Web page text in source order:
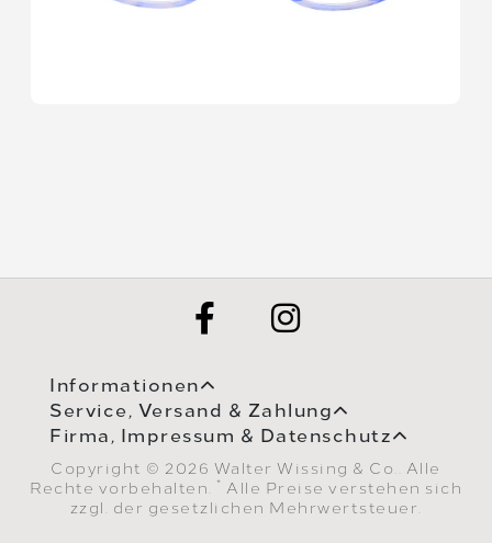
Informationen
Service, Versand & Zahlung
Firma, Impressum & Datenschutz
Copyright © 2026 Walter Wissing & Co.. Alle
Rechte vorbehalten.
* Alle Preise verstehen sich
zzgl. der gesetzlichen Mehrwertsteuer.